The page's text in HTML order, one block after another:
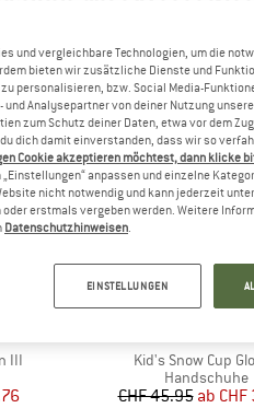
III
Preis
Artikel
Kid's Snow Cup
Produktgruppe
Handschuhe
Preis
CHF 45.95 ab
und vergleichbare Technologien, um die
bieten wir zusätzliche Dienste und
zu personalisieren, bzw. Social Media-
und Analysepartner von deiner Nutzung
zum Schutz deiner Daten, etwa vor dem
dich damit einverstanden, dass wir so
Cookie akzeptieren möchtest, dann klicke
anpassen und einzelne
nicht notwendig und kann jederzeit
erstmals vergeben werden. Weitere
Datenschutzhinweisen.
EINSTELLUNGEN